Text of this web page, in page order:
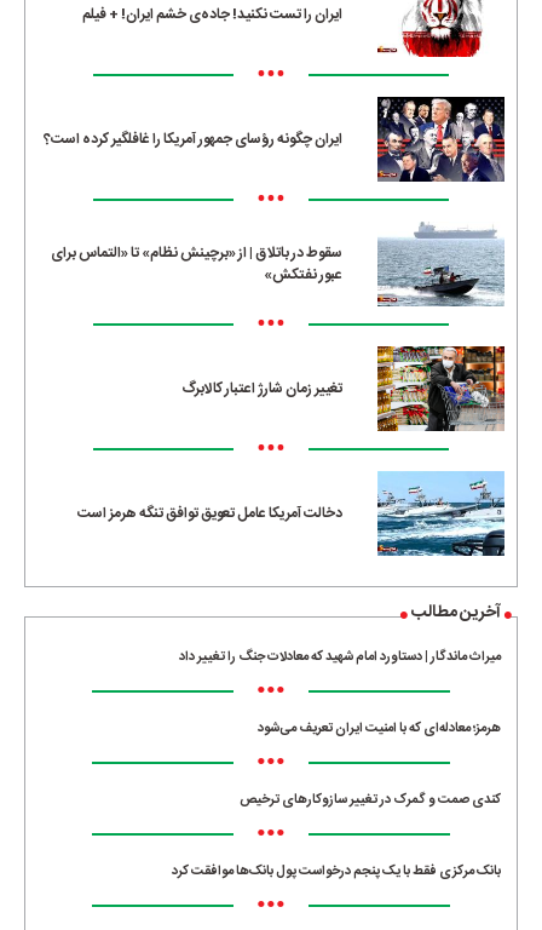
ایران را تست نکنید! جاده‌ی خشم ایران! + فیلم
•••
ایران چگونه رؤسای جمهور آمریکا را غافلگیر کرده است؟
•••
سقوط در باتلاق | از «برچینش نظام» تا «التماس برای
عبور نفتکش»
•••
تغییر زمان شارژ اعتبار کالابرگ
•••
دخالت آمریکا عامل تعویق توافق تنگه هرمز است
آخرین مطالب
میراث ماندگار | دستاورد امام شهید که معادلات جنگ را تغییر داد
•••
هرمز؛ معادله‌ای که با امنیت ایران تعریف می‌شود
•••
کندی صمت و گمرک در تغییر سازوکارهای ترخیص
•••
بانک مرکزی فقط با یک‌ پنجم درخواست پول بانک‌ها موافقت کرد
•••